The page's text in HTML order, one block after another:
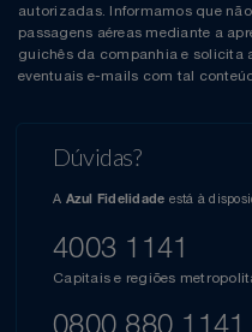
autorizadas. Informamos que
passagens aéreas mediante a
guichês da companhia e solicita
eventuais e-mails com tal
Dúvidas?
A Azul Fidelidade está à
4003 1141
Capitais e regiões